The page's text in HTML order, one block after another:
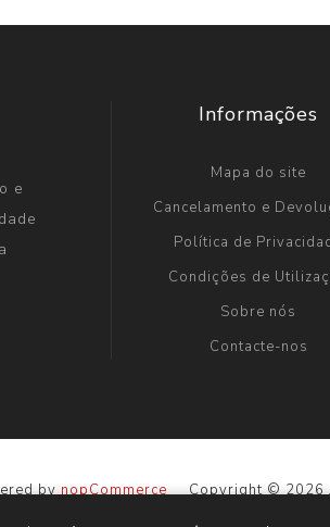
e
Informações
Mapa do site
Cancelamento e
Política de
Condições de
Sobre nós
Contacte-nos
bynopCommerce
Copyright © 2026